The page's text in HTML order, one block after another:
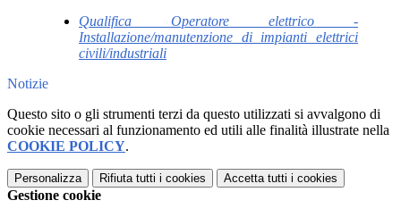
Qualifica Operatore elettrico -
Installazione/manutenzione di impianti elettrici
civili/industriali
Notizie
Questo sito o gli strumenti terzi da questo utilizzati si avvalgono di
cookie necessari al funzionamento ed utili alle finalità illustrate nella
COOKIE POLICY.
Personalizza Rifiuta tutti i cookies Accetta tutti i cookies
Gestione cookie